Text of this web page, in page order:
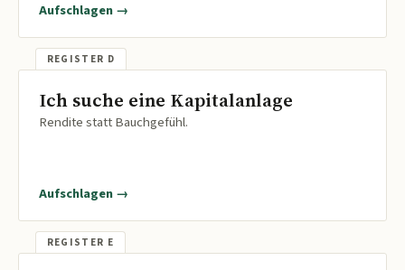
Aufschlagen →
Ich suche eine Kapitalanlage
Rendite statt Bauchgefühl.
Aufschlagen →